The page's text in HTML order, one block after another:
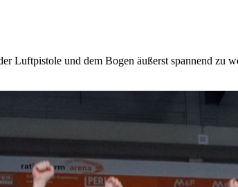
und dem Bogen äußerst spannend zu